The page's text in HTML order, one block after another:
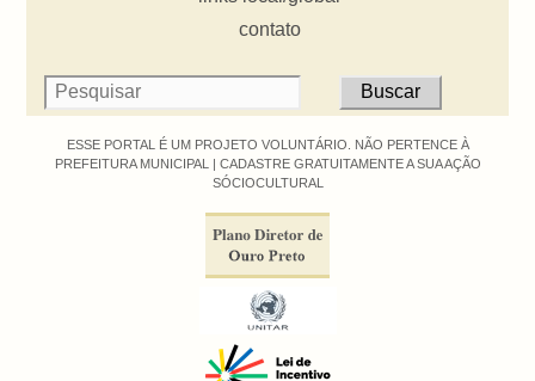
contato
ESSE PORTAL É UM PROJETO VOLUNTÁRIO. NÃO PERTENCE À
PREFEITURA MUNICIPAL | CADASTRE GRATUITAMENTE A SUA AÇÃO
SÓCIOCULTURAL